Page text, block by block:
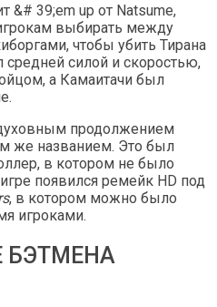
&# 39;em up от Natsume,
выбирать между
чтобы убить Тирана
средней силой и скоростью,
а Камаитачи был
продолжением
же названием. Это был
в котором не было
появился ремейк HD под
, в котором можно было
игроками.
БЭТМЕНА